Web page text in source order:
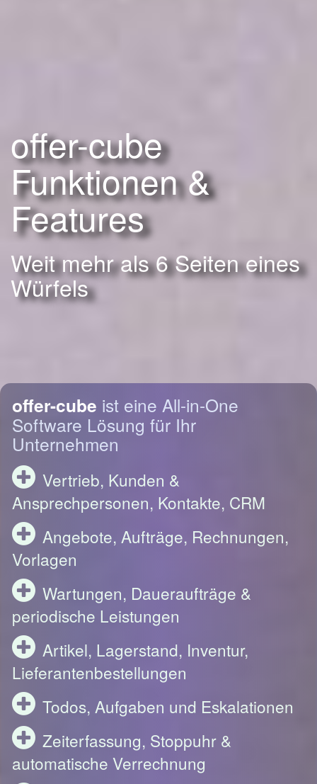
offer-cube
Funktionen &
Features
Weit mehr als 6 Seiten eines
Würfels
offer-cube ist eine All-in-One
Software Lösung für Ihr
Unternehmen
Vertrieb, Kunden &
Ansprechpersonen, Kontakte, CRM
Angebote, Aufträge, Rechnungen,
Vorlagen
Wartungen, Daueraufträge &
periodische Leistungen
Artikel, Lagerstand, Inventur,
Lieferantenbestellungen
Todos, Aufgaben und Eskalationen
Zeiterfassung, Stoppuhr &
automatische Verrechnung